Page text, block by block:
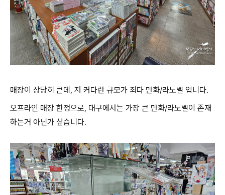
매장이 상당히 큰데, 저 커다란 규모가 죄다 만화/라노벨 입니다.
오프라인 매장 한정으로, 대구에서는 가장 큰 만화/라노벨이 존재
하는거 아닌가 싶습니다.